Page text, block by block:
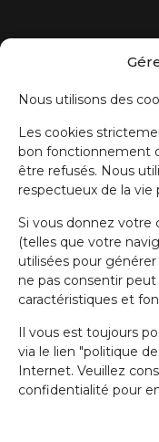
Nous utilisons des
Les cookies
bon fonctionnement
être refusés. Nous
respectueux de la vie
Si vous donnez votre
(telles que votre
utilisées pour
ne pas consentir
caractéristiques et
Il vous est toujours
via le lien "politique
Internet. Veuillez
confidentialité pour
ABONNEZ-VOUS
Prénom
Nom de famille
E-mail
J'accepte la